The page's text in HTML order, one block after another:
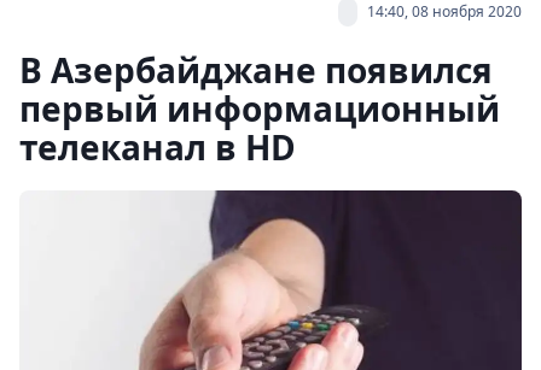
14:40, 08 ноября 2020
В Азербайджане появился
первый информационный
телеканал в HD